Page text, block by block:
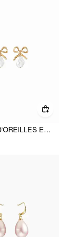
BOUCLES D'OREILLES EN FAUSSES PERLES AVEC NŒUD PAPILLON